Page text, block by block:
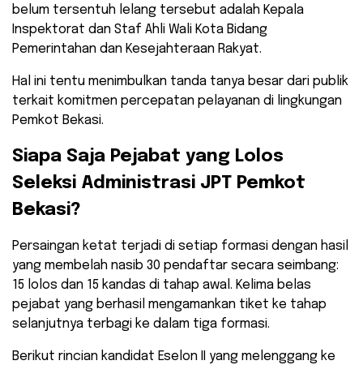
belum tersentuh lelang tersebut adalah Kepala
Inspektorat dan Staf Ahli Wali Kota Bidang
Pemerintahan dan Kesejahteraan Rakyat.
Hal ini tentu menimbulkan tanda tanya besar dari publik
terkait komitmen percepatan pelayanan di lingkungan
Pemkot Bekasi.
​Siapa Saja Pejabat yang Lolos
Seleksi Administrasi JPT Pemkot
Bekasi?
​Persaingan ketat terjadi di setiap formasi dengan hasil
yang membelah nasib 30 pendaftar secara seimbang:
15 lolos dan 15 kandas di tahap awal. Kelima belas
pejabat yang berhasil mengamankan tiket ke tahap
selanjutnya terbagi ke dalam tiga formasi.
​Berikut rincian kandidat Eselon II yang melenggang ke